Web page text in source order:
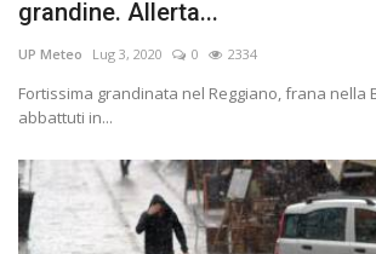
grandine. Allerta...
UP Meteo Lug 3, 2020 0 2334
Fortissima grandinata nel Reggiano, frana nella
abbattuti in...